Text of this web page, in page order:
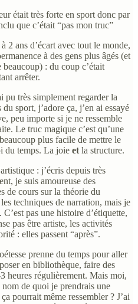
était très forte en sport donc par
que c’était “pas mon truc”
2 ans d’écart avec tout le monde,
à des gens plus âgés (et
beaucoup) : du coup c’était
arrêter.
pu très simplement regarder la
sport, j’adore ça, j’en ai essayé
peu importe si je ne ressemble
Le truc magique c’est qu’une
plus facile de mettre le
du temps. La joie et la structure.
: j’écris depuis très
je suis amoureuse des
de cours sur la théorie du
techniques de narration, mais je
pas une histoire d’étiquette,
pas être artiste, les activités
: elles passent “après”.
prenne du temps pour aller
en bibliothèque, faire des
heures régulièrement. Mais moi,
nom de quoi je prendrais une
pourrait même ressembler ? J’ai